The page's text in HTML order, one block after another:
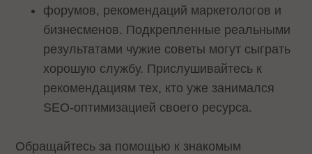
форумов, рекомендаций маркетологов и
бизнесменов. Подкрепленные реальными
результатами чужие советы могут сыграть
хорошую службу. Прислушивайтесь к
рекомендациям тех, кто уже занимался
SEO-оптимизацией своего ресурса.
Обращайтесь за помощью к знакомым